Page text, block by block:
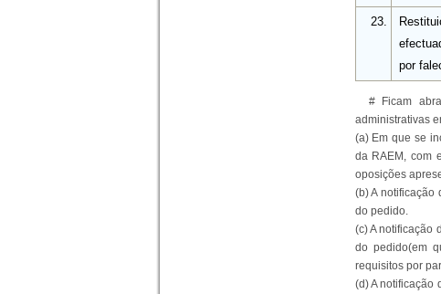
23.
por
# Ficam
administrativas
(a)Em que se
da RAEM, com
oposições
(b)A notificação
do pedido.
(c)A notificação
do pedido(em
requisitos por
(d)A notificação